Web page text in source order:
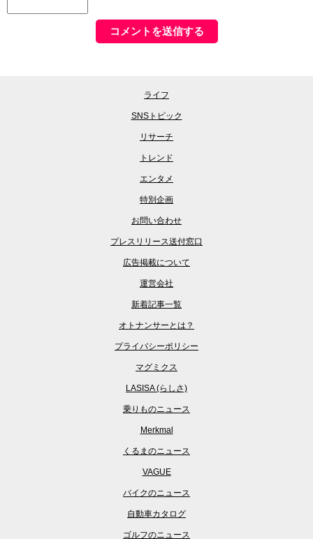
ライフ
SNSトピック
リサーチ
トレンド
エンタメ
特別企画
お問い合わせ
プレスリリース送付窓口
広告掲載について
運営会社
新着記事一覧
オトナンサーとは？
プライバシーポリシー
マグミクス
LASISA (らしさ)
乗りものニュース
Merkmal
くるまのニュース
VAGUE
バイクのニュース
自動車カタログ
ゴルフのニュース